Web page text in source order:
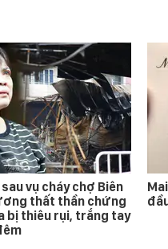
vụ cháy chợ Biên
thất thần chứng
bị thiêu rụi, trắng tay